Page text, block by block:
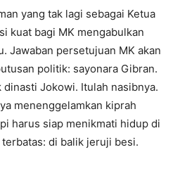
yang tak lagi sebagai Ketua
kuat bagi MK mengabulkan
Jawaban persetujuan MK akan
politik: sayonara Gibran.
Jokowi. Itulah nasibnya.
menenggelamkan kiprah
harus siap menikmati hidup di
di balik jeruji besi.